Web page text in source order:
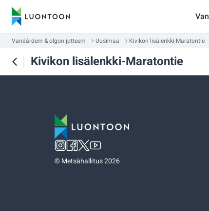
Vandârdem & olgon jotteem Uusimaa Kivikon lisälenkki-Maratontie
Kivikon lisälenkki-Maratontie
©Metsähallitus 2026